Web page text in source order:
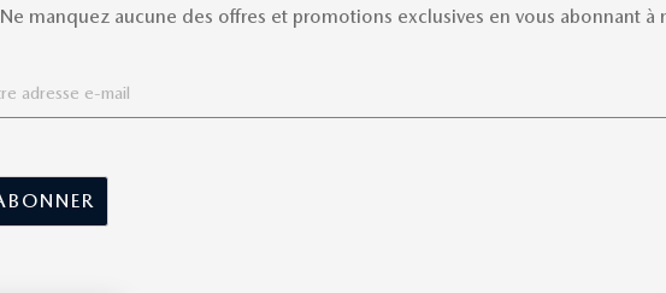
Ne manquez aucune des offres et promotions exclusives en vous abonnant à